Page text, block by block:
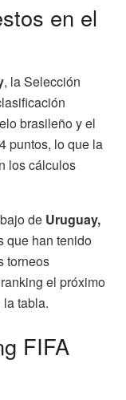
en el
, la Selección
brasileño y el
puntos, lo que la
los cálculos
de Uruguay,
que han tenido
torneos
el próximo
tabla.
FIFA